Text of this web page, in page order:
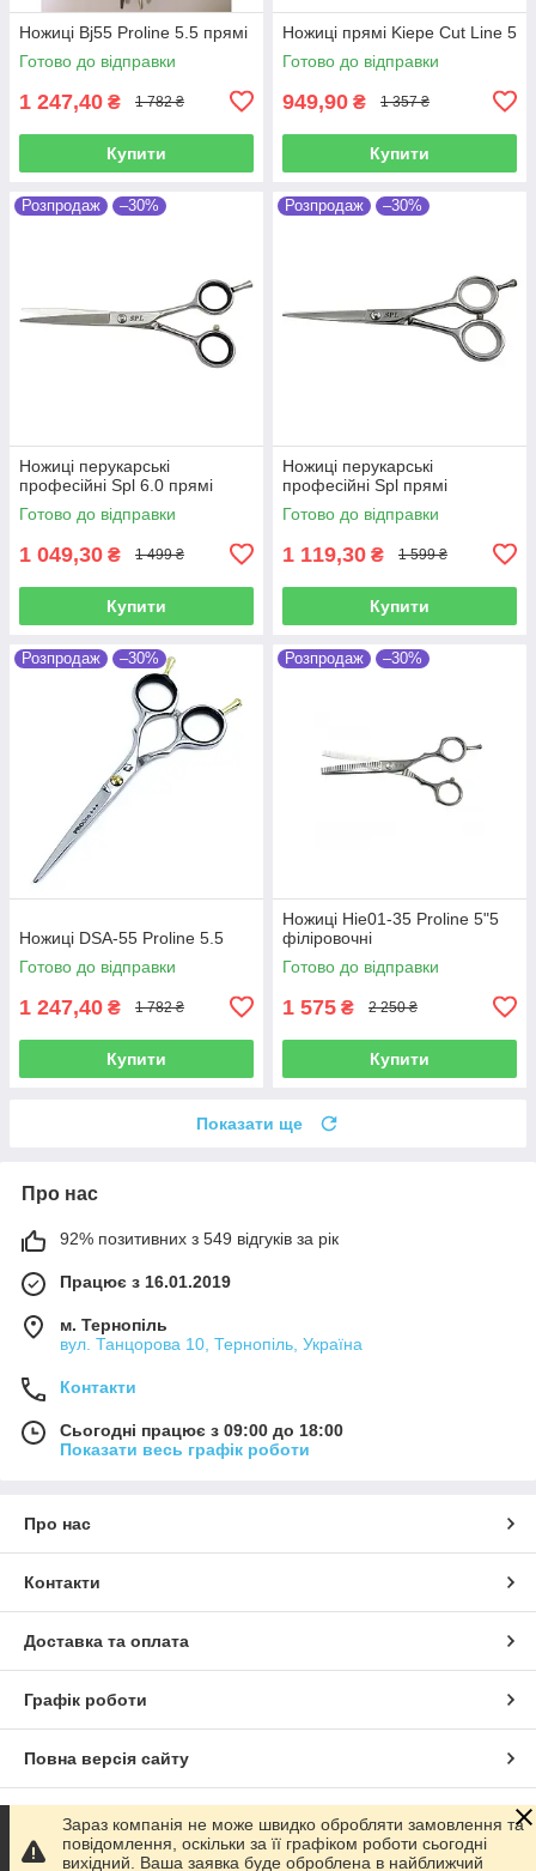
Ножиці Bj55 Proline 5.5 прямі
Готово до відправки
1 247,40 ₴ 1 782 ₴
Купити
Ножиці прямі Kiepe Cut Line 5
Готово до відправки
949,90 ₴ 1 357 ₴
Купити
Розпродаж –30%
Ножиці перукарські
професійні Spl 6.0 прямі
Готово до відправки
1 049,30 ₴ 1 499 ₴
Купити
Розпродаж –30%
Ножиці перукарські
професійні Spl прямі
Готово до відправки
1 119,30 ₴ 1 599 ₴
Купити
Розпродаж –30%
Ножиці DSA-55 Proline 5.5
Готово до відправки
1 247,40 ₴ 1 782 ₴
Купити
Розпродаж –30%
Ножиці Hie01-35 Proline 5"5
філіровочні
Готово до відправки
1 575 ₴ 2 250 ₴
Купити
Показати ще
Про нас
92% позитивних з 549 відгуків за рік
Працює з 16.01.2019
м. Тернопіль
вул. Танцорова 10, Тернопіль, Україна
Контакти
Сьогодні працює з 09:00 до 18:00
Показати весь графік роботи
Про нас
Контакти
Доставка та оплата
Графік роботи
Повна версія сайту
Сайт створено на маркетплейсі Prom.ua
Зараз компанія не може швидко обробляти замовлення та
повідомлення, оскільки за її графіком роботи сьогодні
вихідний. Ваша заявка буде оброблена в найближчий